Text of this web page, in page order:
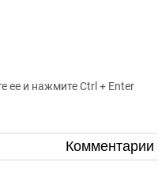
ее и нажмите Ctrl + Enter
Комментарии